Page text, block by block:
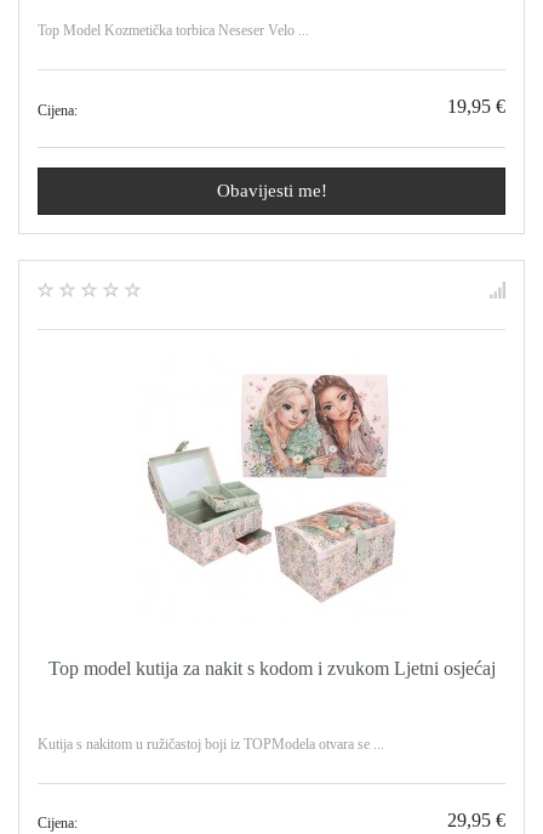
Top Model Kozmetička torbica Neseser Velo ...
Cijena: 19,95 €
Obavijesti me!
Top model kutija za nakit s kodom i zvukom Ljetni osjećaj
Kutija s nakitom u ružičastoj boji iz TOPModela otvara se ...
Cijena: 29,95 €